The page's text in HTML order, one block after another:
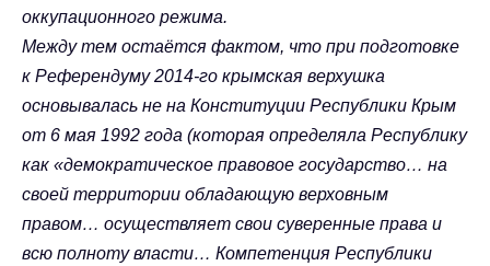
оккупационного режима.
Между тем остаётся фактом, что при подготовке
к Референдуму 2014-го крымская верхушка
основывалась не на Конституции Республики Крым
от 6 мая 1992 года (которая определяла Республику
как «демократическое правовое государство… на
своей территории обладающую верховным
правом… осуществляет свои суверенные права и
всю полноту власти… Компетенция Республики